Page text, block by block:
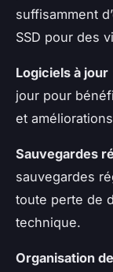
suffisamment
SSD pour des
Logiciels à jour
jour pour
et
Sauvegardes
sauvegardes
toute perte de
technique.
Organisation